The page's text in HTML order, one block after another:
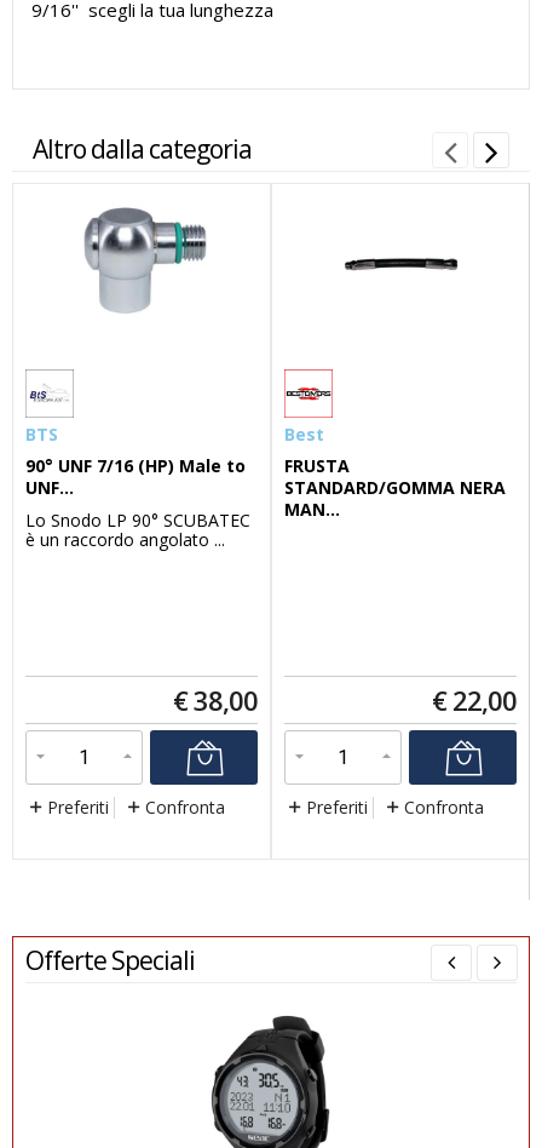
9/16'' scegli la tua lunghezza
Altro dalla categoria
BTS
90° UNF 7/16 (HP) Male to
UNF...
Lo Snodo LP 90° SCUBATEC
è un raccordo angolato ...
€38,00
Preferiti Confronta
Best
FRUSTA
STANDARD/GOMMA NERA
MAN...
€ 22,00
Preferiti Confronta
Offerte Speciali